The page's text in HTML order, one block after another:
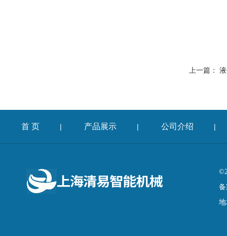
上一篇：
首 页 | 产品展示 | 公司介绍 |
备